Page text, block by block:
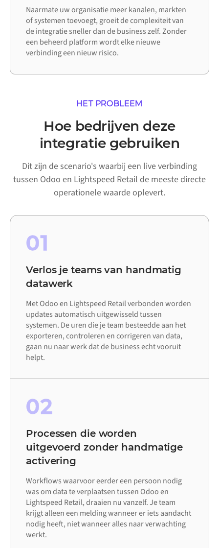
Naarmate uw organisatie meer kanalen, markten
of systemen toevoegt, groeit de complexiteit van
de integratie sneller dan de business zelf. Zonder
een beheerd platform wordt elke nieuwe
verbinding een nieuw risico.
HET PROBLEEM
Hoe bedrijven deze
integratie gebruiken
Dit zijn de scenario's waarbij een live verbinding
tussen Odoo en Lightspeed Retail de meeste directe
operationele waarde oplevert.
01
Verlos je teams van handmatig
datawerk
Met Odoo en Lightspeed Retail verbonden worden
updates automatisch uitgewisseld tussen
systemen. De uren die je team besteedde aan het
exporteren, controleren en corrigeren van data,
gaan nu naar werk dat de business echt vooruit
helpt.
02
Processen die worden
uitgevoerd zonder handmatige
activering
Workflows waarvoor eerder een persoon nodig
was om data te verplaatsen tussen Odoo en
Lightspeed Retail, draaien nu vanzelf. Je team
krijgt alleen een melding wanneer er iets aandacht
nodig heeft, niet wanneer alles naar verwachting
werkt.